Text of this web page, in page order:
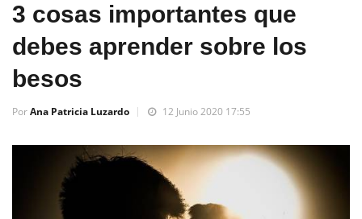
3 cosas importantes que
debes aprender sobre los
besos
PorAna Patricia Luzardo 12 Junio 2020 17:55